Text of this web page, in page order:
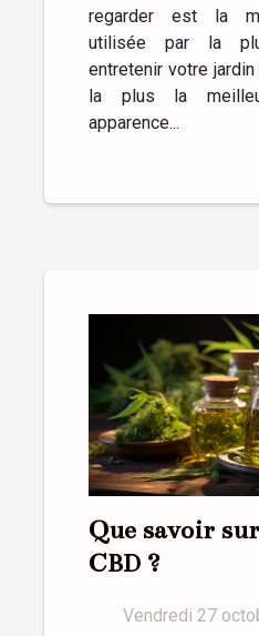
regarder est la
utilisée par la
entretenir votre
la plus la
apparence...
Que savoir
CBD ?
Vendredi 27